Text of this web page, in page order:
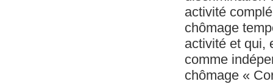
activité
chômage
activité et qui,
comme
chômage «